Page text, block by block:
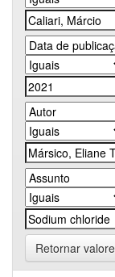
Retornar